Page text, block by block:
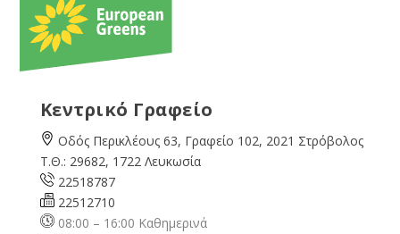
Κεντρικό Γραφείο
Οδός Περικλέους 63, Γραφείο 102, 2021 Στρόβολος
Τ.Θ.: 29682, 1722 Λευκωσία
22518787
22512710
08:00 – 16:00 Καθημερινά